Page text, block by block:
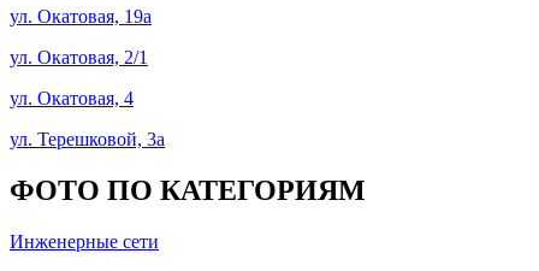
ул. Окатовая, 19а
ул. Окатовая, 2/1
ул. Окатовая, 4
ул. Терешковой, 3а
ФОТО ПО КАТЕГОРИЯМ
Инженерные сети